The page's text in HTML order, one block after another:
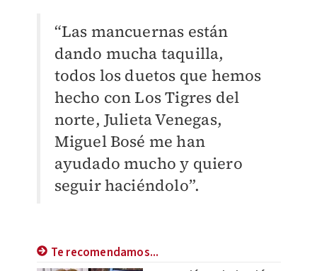
“Las mancuernas están
dando mucha taquilla,
todos los duetos que hemos
hecho con Los Tigres del
norte, Julieta Venegas,
Miguel Bosé me han
ayudado mucho y quiero
seguir haciéndolo”.
Te recomendamos...